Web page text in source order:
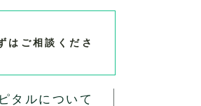
はご相談くださ
タルについて